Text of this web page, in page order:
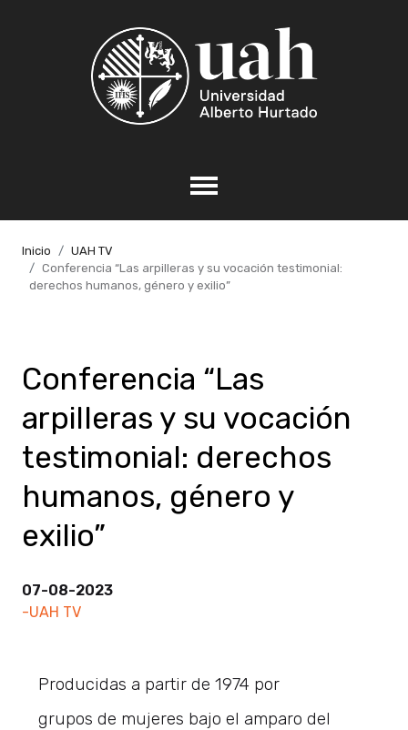
Inicio
UAH TV
Conferencia “Las arpilleras y su vocación testimonial:
derechos humanos, género y exilio”
Conferencia “Las
arpilleras y su vocación
testimonial: derechos
humanos, género y
exilio”
07-08-2023
-UAH TV
Producidas a partir de 1974 por
grupos de mujeres bajo el amparo del